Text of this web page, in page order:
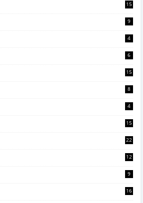
15
9
4
6
15
8
4
15
22
12
9
16